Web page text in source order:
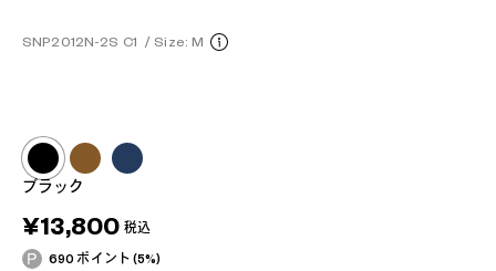
SNP2012N-2S C1 / Size: M
ブラック
¥13,800 税込
690 ポイント (5%)